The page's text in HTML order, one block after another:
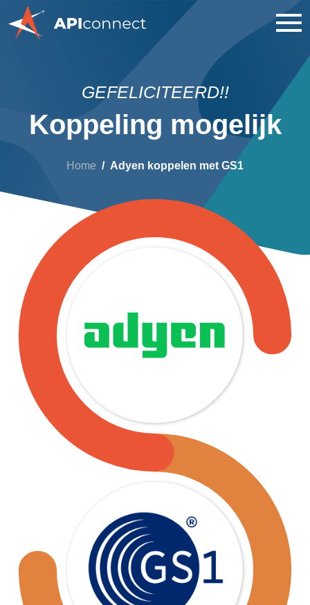
GEFELICITEERD!!
Koppeling mogelijk
Home Adyen koppelen met GS1